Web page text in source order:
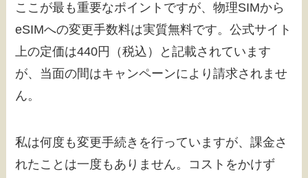
ここが最も重要なポイントですが、物理SIMから
eSIMへの変更手数料は実質無料です。公式サイト
上の定価は440円（税込）と記載されています
が、当面の間はキャンペーンにより請求されませ
ん。
私は何度も変更手続きを行っていますが、課金さ
れたことは一度もありません。コストをかけず